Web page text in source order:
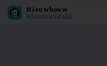
Nieuwbouw
Bloemendaal